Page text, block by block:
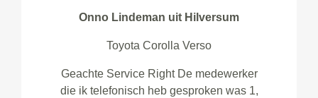
Onno Lindeman uit Hilversum
Toyota Corolla Verso
Geachte Service Right De medewerker
die ik telefonisch heb gesproken was 1,